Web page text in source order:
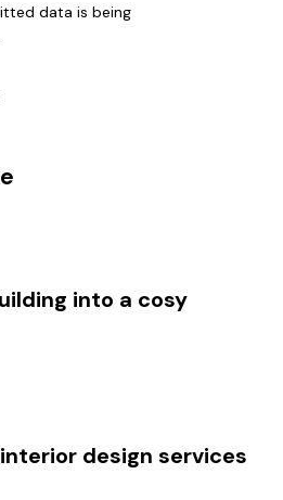
data is being
into a cosy
design services